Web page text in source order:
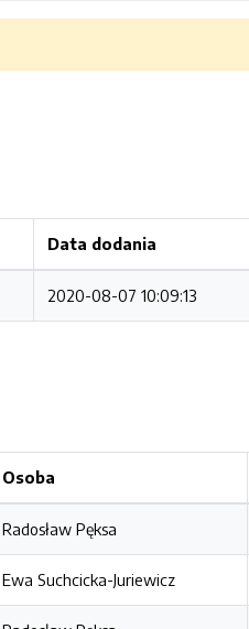
Data dodania
2020-08-07 10:09:13
Osoba
Radosław Pęksa
Ewa Suchcicka-Juriewicz